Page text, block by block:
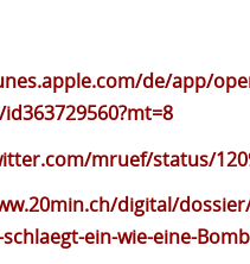
de/app/
mruef/status/
digital/
ein-wie-eine-